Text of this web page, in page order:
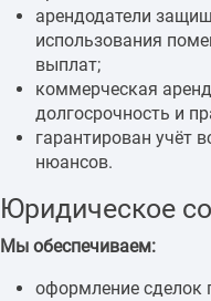
арендодатели
использования
выплат;
коммерческая
долгосрочность и
гарантирован учёт
нюансов.
Юридическое
Мы обеспечиваем:
оформление сделок